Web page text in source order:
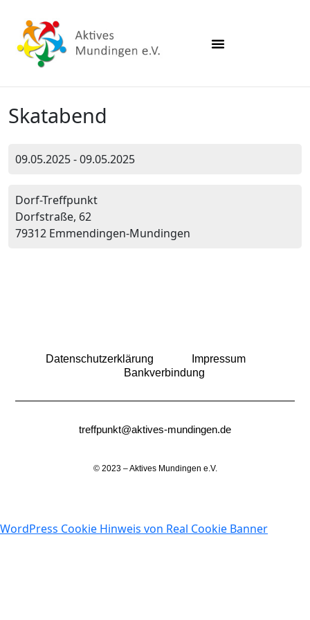
Skatabend
09.05.2025 - 09.05.2025
Dorf-Treffpunkt
Dorfstraße, 62
79312 Emmendingen-Mundingen
Datenschutzerklärung
Impressum
Bankverbindung
treffpunkt@aktives-mundingen.de
© 2023 – Aktives Mundingen e.V.
WordPress Cookie Hinweis von Real Cookie Banner